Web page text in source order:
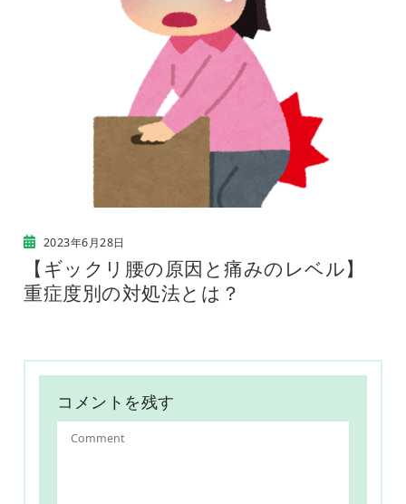
2023年6月28日
【ギックリ腰の原因と痛みのレベル】
重症度別の対処法とは？
コメントを残す